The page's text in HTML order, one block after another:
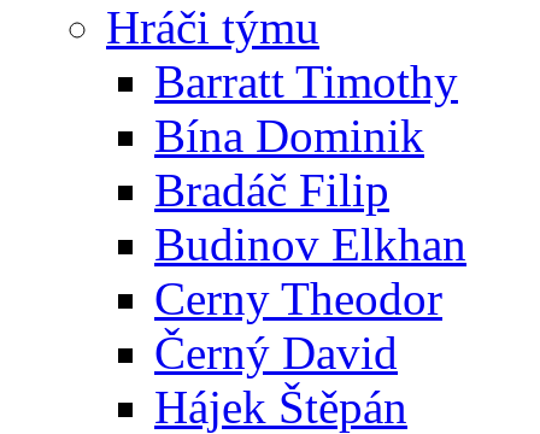
Hráči týmu
Barratt Timothy
Bína Dominik
Bradáč Filip
Budinov Elkhan
Cerny Theodor
Černý David
Hájek Štěpán